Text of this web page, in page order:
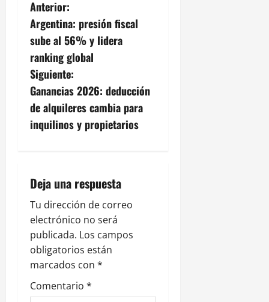
N
a
v
e
g
a
i
ó
n
d
e
Anterior:
Argentina: presión fiscal
sube al 56% y lidera
ranking global
Siguiente:
Ganancias 2026: deducción
de alquileres cambia para
inquilinos y propietarios
Deja una respuesta
Tu dirección de correo
electrónico no será
publicada. Los campos
obligatorios están
marcados con *
Comentario *